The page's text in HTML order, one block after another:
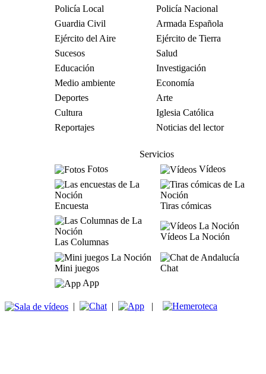
Policía Local
Policía Nacional
Guardia Civil
Armada Española
Ejército del Aire
Ejército de Tierra
Sucesos
Salud
Educación
Investigación
Medio ambiente
Economía
Deportes
Arte
Cultura
Iglesia Católica
Reportajes
Noticias del lector
Servicios
Fotos
Vídeos
Encuesta Tiras cómicas
Las Columnas
Vídeos La Noción
Mini juegos
Chat
App
| | |